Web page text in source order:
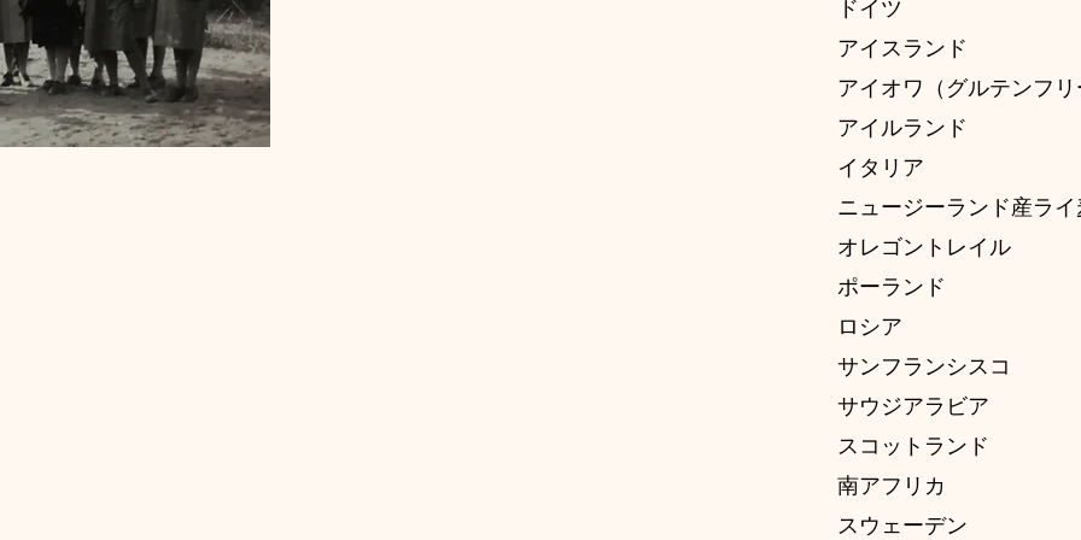
ドイツ
アイスランド
アイオワ（グルテンフ
アイルランド
イタリア
ニュージーランド産ラ
オレゴントレイル
ポーランド
ロシア
サンフランシスコ
サウジアラビア
スコットランド
南アフリカ
スウェーデン